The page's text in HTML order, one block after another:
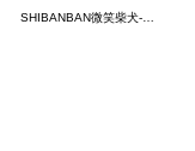
SHIBANBAN微笑柴犬-廢柴寶寶日常